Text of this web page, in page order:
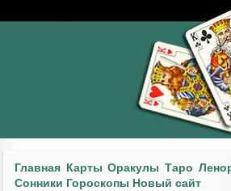
Главная Карты Оракулы Таро
Сонники Гороскопы Новый сайт